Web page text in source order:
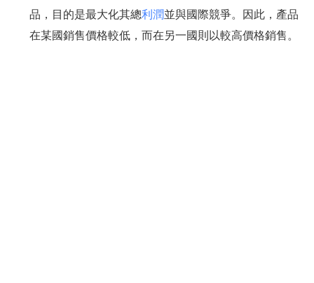
品，目的是最大化其總利潤並與國際競爭。因此，產品
在某國銷售價格較低，而在另一國則以較高價格銷售。